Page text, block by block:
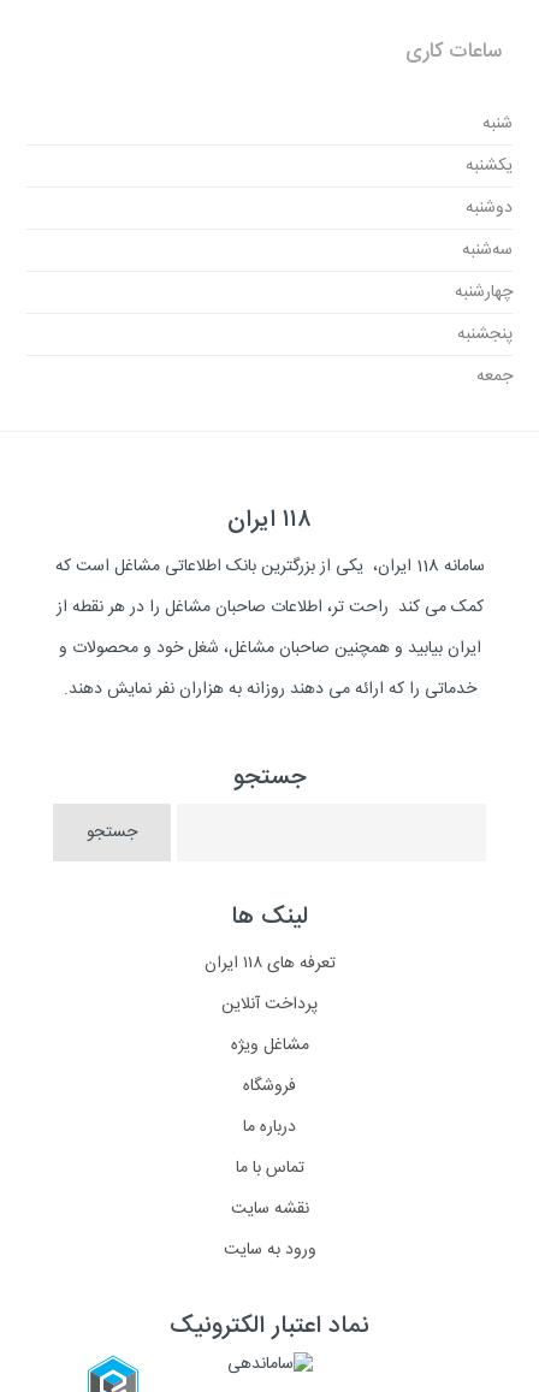
ساعات کاری
شنبه
یکشنبه
دوشنبه
سه‌شنبه
چهارشنبه
پنجشنبه
جمعه
۱۱۸ ایران
سامانه 118 ایران، یکی از بزرگترین بانک اطلاعاتی مشاغل است که
کمک می کند راحت تر، اطلاعات صاحبان مشاغل را در هر نقطه از
ایران بیابید و همچنین صاحبان مشاغل، شغل خود و محصولات و
خدماتی را که ارائه می دهند روزانه به هزاران نفر نمایش دهند.
جستجو
لینک ها
تعرفه های ۱۱۸ ایران
پرداخت آنلاین
مشاغل ویژه
فروشگاه
درباره ما
تماس با ما
نقشه سایت
ورود به سایت
نماد اعتبار الکترونیک